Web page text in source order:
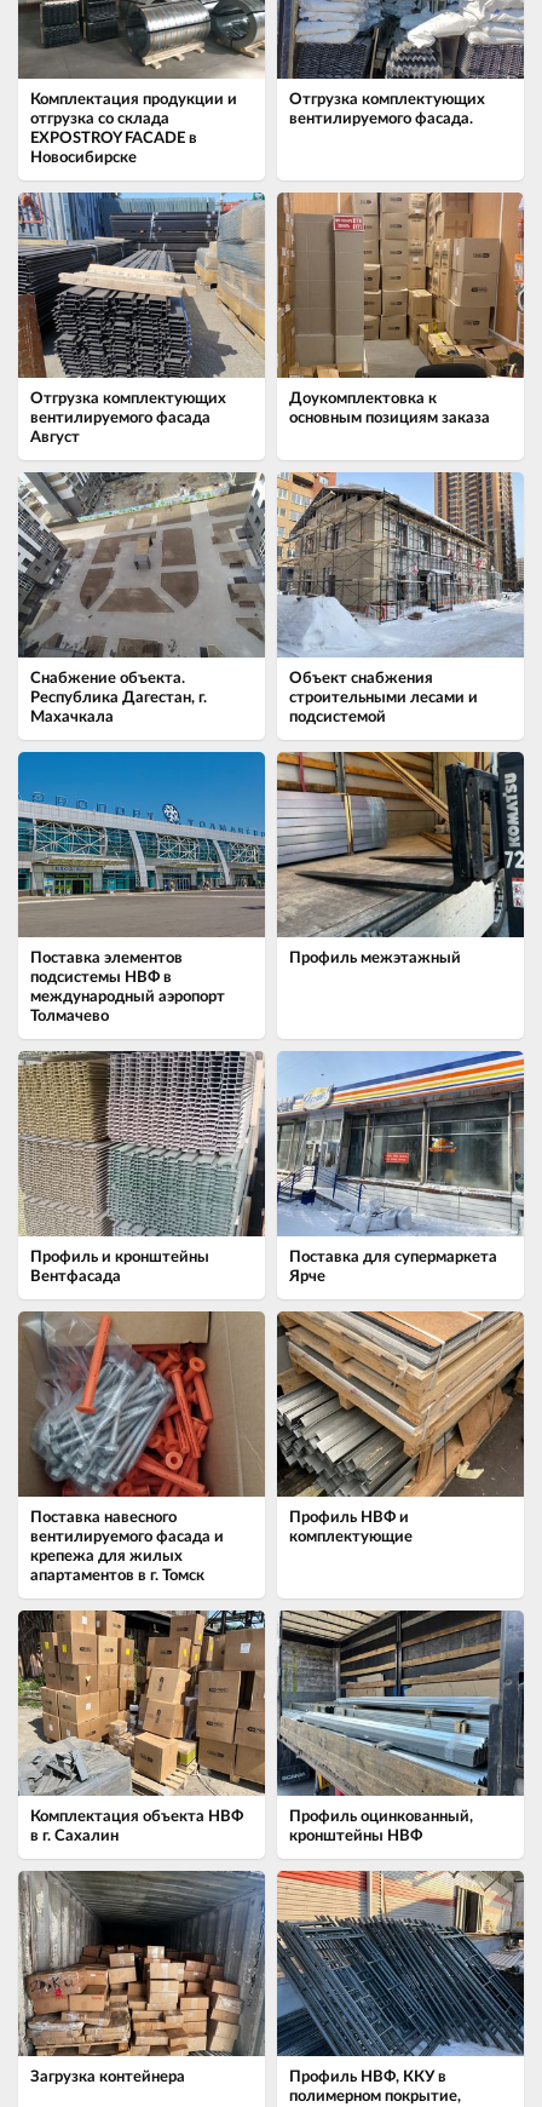
Комплектация продукции и
отгрузка со склада
EXPOSTROY FACADE в
Новосибирске
Отгрузка комплектующих
вентилируемого фасада.
Отгрузка комплектующих
вентилируемого фасада
Август
Доукомплектовка к
основным позициям заказа
Снабжение объекта.
Республика Дагестан, г.
Махачкала
Объект снабжения
строительными лесами и
подсистемой
Поставка элементов
подсистемы НВФ в
международный аэропорт
Толмачево
Профиль межэтажный
Профиль и кронштейны
Вентфасада
Поставка для супермаркета
Ярче
Поставка навесного
вентилируемого фасада и
крепежа для жилых
апартаментов в г. Томск
Профиль НВФ и
комплектующие
Комплектация объекта НВФ
в г. Сахалин
Профиль оцинкованный,
кронштейны НВФ
Загрузка контейнера
Профиль НВФ, ККУ в
полимерном покрытие,